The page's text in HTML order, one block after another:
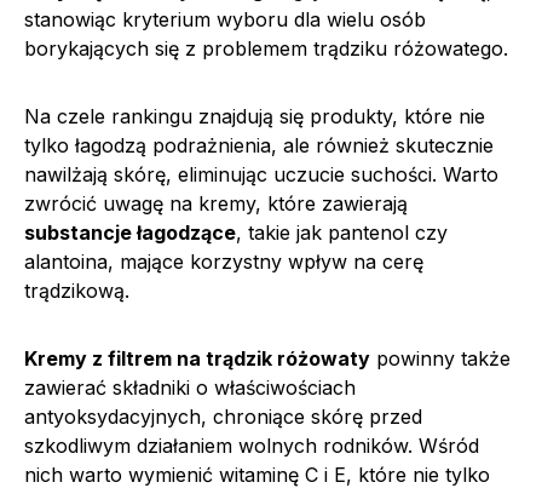
stanowiąc kryterium wyboru dla wielu osób
borykających się z problemem trądziku różowatego.
Na czele rankingu znajdują się produkty, które nie
tylko łagodzą podrażnienia, ale również skutecznie
nawilżają skórę, eliminując uczucie suchości. Warto
zwrócić uwagę na kremy, które zawierają
substancje łagodzące, takie jak pantenol czy
alantoina, mające korzystny wpływ na cerę
trądzikową.
Kremy z filtrem na trądzik różowaty powinny także
zawierać składniki o właściwościach
antyoksydacyjnych, chroniące skórę przed
szkodliwym działaniem wolnych rodników. Wśród
nich warto wymienić witaminę C i E, które nie tylko